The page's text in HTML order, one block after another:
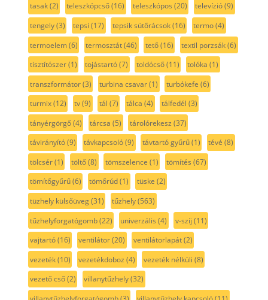
tasak(2) teleszkópcső(16) teleszkópos (20) televízió(9)
tengely(3) tepsi (17) tepsik sütőrácsok(16) termo(4)
termoelem(6) termosztát(46) tető(16) textil porzsák(6)
tisztítószer(1) tojástartó(7) toldócső(11) tolóka (1)
transzformátor(3) turbina csavar(1) turbókefe (6)
turmix(12) tv(9) tál (7) tálca (4) tálfedél (3)
tányérgörgő(4) tárcsa (5) tárolórekesz (37)
távirányító(9) távkapcsoló(9) távtartó gyűrű(1) tévé (8)
tölcsér(1) töltő(8) tömszelence (1) tömítés (67)
tömítőgyűrű(6) tömőrúd(1) tüske (2)
tüzhely külsőüveg(31) tűzhely(563)
tűzhelyforgatógomb(22) univerzális (4) v-szíj (11)
vajtartó(16) ventilátor(20) ventilátorlapát(2)
vezeték(10) vezetékdoboz (4) vezeték nélküli (8)
vezető cső(2) villanytűzhely(32)